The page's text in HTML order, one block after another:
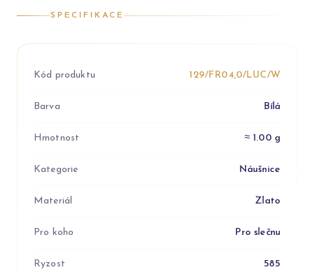
SPECIFIKACE
Kód produktu 129/FR04,0/LUC/W
Barva Bílá
Hmotnost ≈ 1.00 g
Kategorie Náušnice
Materiál Zlato
Pro koho Pro slečnu
Ryzost 585